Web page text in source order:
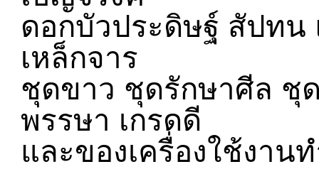
ดอกบัวประดิษฐ์ สัปทน
เหล็กจาร
ชุดขาว ชุดรักษาศีล ชุ
พรรษา เกรดดี
และของเครื่องใช้งาน